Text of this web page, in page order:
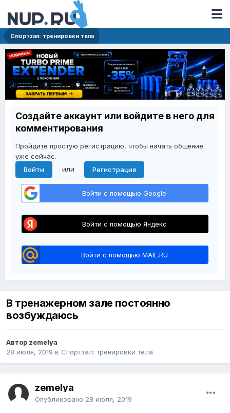
Спортзал: тренировки тела
Создайте аккаунт или войдите в него для
комментирования
Пройдите простую регистрацию, чтобы начать общение
уже сейчас.
Войти
или Регистрация
Войти с помощью Google
Войти с помощью Яндекс
Войти с помощью MAIL.RU
В тренажерном зале постоянно
возбуждаюсь
Автор zemelya
28 июля, 2019 в Спортзал: тренировки тела
zemelya
Опубликовано 28 июля, 2019